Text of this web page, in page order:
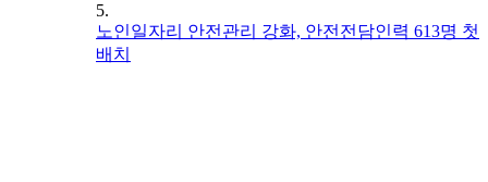
5.
노인일자리 안전관리 강화, 안전전담인력 613명 첫
배치